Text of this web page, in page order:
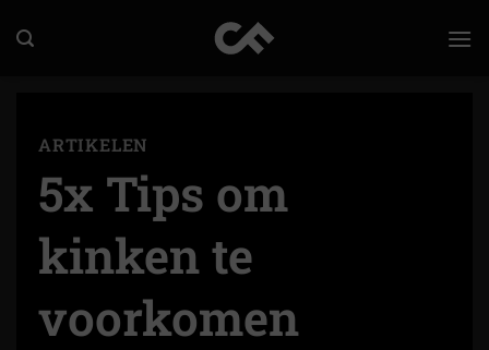
naar
ARTIKELEN
5x Tips om
kinken te
voorkomen